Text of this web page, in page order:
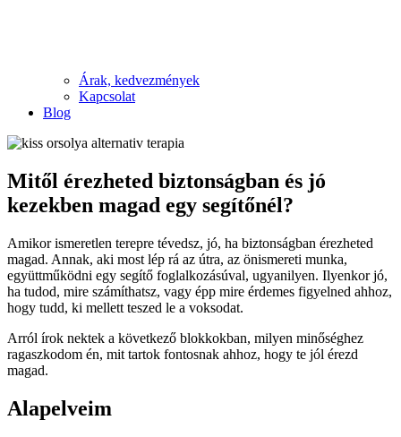
Árak, kedvezmények
Kapcsolat
Blog
Mitől érezheted biztonságban és jó
kezekben magad egy segítőnél?
Amikor ismeretlen terepre tévedsz, jó, ha biztonságban érezheted
magad. Annak, aki most lép rá az útra, az önismereti munka,
együttműködni egy segítő foglalkozásúval, ugyanilyen. Ilyenkor jó,
ha tudod, mire számíthatsz, vagy épp mire érdemes figyelned ahhoz,
hogy tudd, ki mellett teszed le a voksodat.
Arról írok nektek a következő blokkokban, milyen minőséghez
ragaszkodom én, mit tartok fontosnak ahhoz, hogy te jól érezd
magad.
Alapelveim